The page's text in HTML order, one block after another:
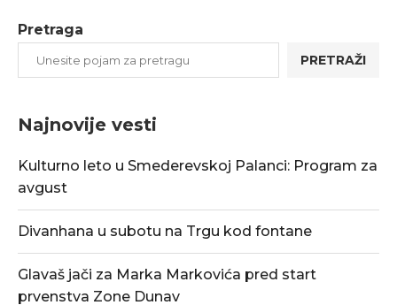
Pretraga
PRETRAŽI
Najnovije vesti
Kulturno leto u Smederevskoj Palanci: Program za
avgust
Divanhana u subotu na Trgu kod fontane
Glavaš jači za Marka Markovića pred start
prvenstva Zone Dunav